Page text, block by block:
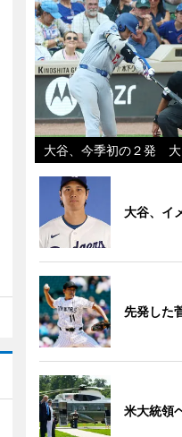
大谷、今季初の２発
大谷、イ
先発した
米大統領